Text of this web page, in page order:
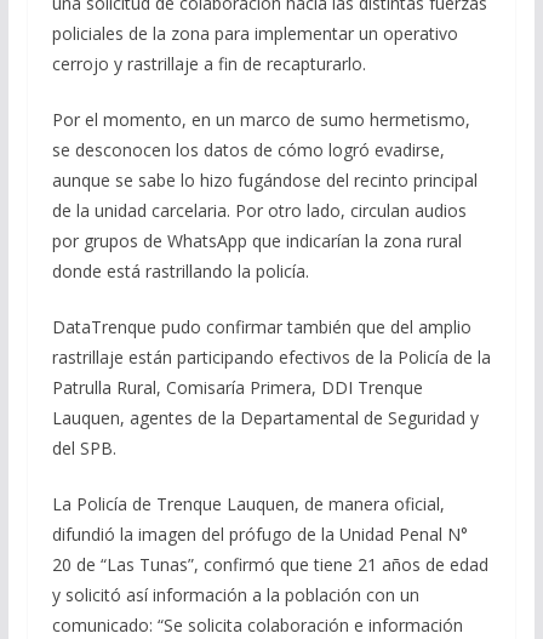
policiales de la zona para implementar un operativo
cerrojo y rastrillaje a fin de recapturarlo.
Por el momento, en un marco de sumo hermetismo,
se desconocen los datos de cómo logró evadirse,
aunque se sabe lo hizo fugándose del recinto principal
de la unidad carcelaria. Por otro lado, circulan audios
por grupos de WhatsApp que indicarían la zona rural
donde está rastrillando la policía.
DataTrenque pudo confirmar también que del amplio
rastrillaje están participando efectivos de la Policía de la
Patrulla Rural, Comisaría Primera, DDI Trenque
Lauquen, agentes de la Departamental de Seguridad y
del SPB.
La Policía de Trenque Lauquen, de manera oficial,
difundió la imagen del prófugo de la Unidad Penal N°
20 de “Las Tunas”, confirmó que tiene 21 años de edad
y solicitó así información a la población con un
comunicado: “Se solicita colaboración e información